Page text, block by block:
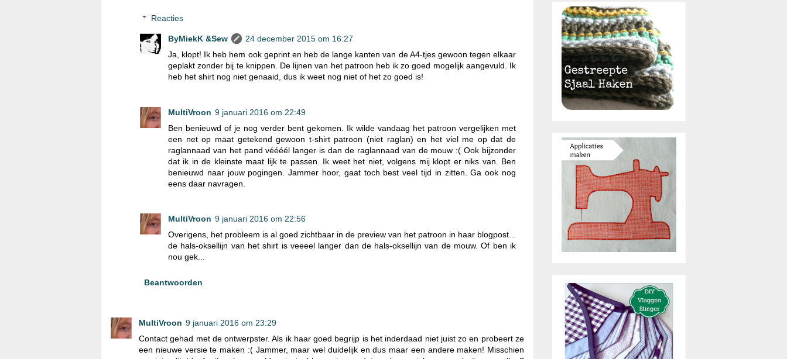
Reacties
ByMiekK &Sew
24 december 2015 om 16:27
Ja, klopt! Ik heb hem ook geprint en heb de lange kanten van de A4-tjes gewoon tegen elkaar
geplakt zonder bij te knippen. De lijnen van het patroon heb ik zo goed mogelijk aangevuld. Ik
heb het shirt nog niet genaaid, dus ik weet nog niet of het zo goed is!
MultiVroon 9 januari 2016 om 22:49
Ben benieuwd of je nog verder bent gekomen. Ik wilde vandaag het patroon vergelijken met
een net op maat getekend gewoon t-shirt patroon (niet raglan) en het viel me op dat de
raglannaad van het pand véééél langer is dan de raglannaad van de mouw :( Ook bijzonder
dat ik in de kleinste maat lijk te passen. Ik weet het niet, volgens mij klopt er niks van. Ben
benieuwd naar jouw pogingen. Jammer hoor, gaat toch best veel tijd in zitten. Ga ook nog
eens daar navragen.
MultiVroon 9 januari 2016 om 22:56
Overigens, het probleem is al goed zichtbaar in de preview van het patroon in haar blogpost...
de hals-oksellijn van het shirt is veeeel langer dan de hals-oksellijn van de mouw. Of ben ik
nou gek...
Beantwoorden
MultiVroon 9 januari 2016 om 23:29
Contact gehad met de ontwerpster. Als ik haar goed begrijp is het inderdaad niet juist zo en probeert ze
een nieuwe versie te maken :( Jammer, maar wel duidelijk en dus maar een andere maken! Misschien